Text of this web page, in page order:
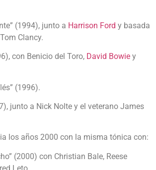
(1994), junto a Harrison Ford y basada
Clancy.
con Benicio del Toro, David Bowie y
(1996).
junto a Nick Nolte y el veterano James
los años 2000 con la misma tónica con:
(2000) con Christian Bale, Reese